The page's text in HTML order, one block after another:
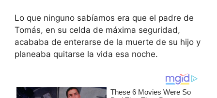
Lo que ninguno sabíamos era que el padre de
Tomás, en su celda de máxima seguridad,
acababa de enterarse de la muerte de su hijo y
planeaba quitarse la vida esa noche.